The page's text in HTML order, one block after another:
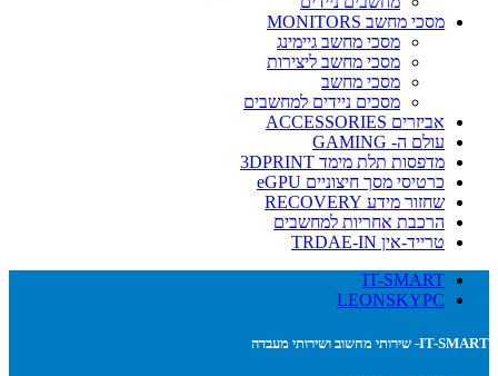
מסכי מחשב MONITORS
מסכי מחשב גיימינג
מסכי מחשב ליצירות
מסכי מחשב
מסכים ניידים למחשבים
אביזרים ACCESSORIES
עולם ה- GAMING
מדפסות תלת מימד 3DPRINT
כרטיסי מסך חיצוניים eGPU
שחזור מידע RECOVERY
הרכבת אחריות למחשבים
טרייד-אין TRDAE-IN
IT-SMART
LEONSKYPC
IT-SMART- שירותי מחשוב ושירותי מעבדה